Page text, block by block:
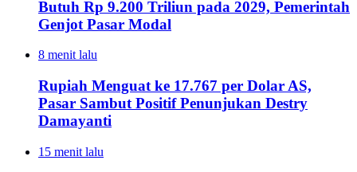
Butuh Rp 9.200 Triliun pada 2029, Pemerintah
Genjot Pasar Modal
8 menit lalu
Rupiah Menguat ke 17.767 per Dolar AS,
Pasar Sambut Positif Penunjukan Destry
Damayanti
15 menit lalu